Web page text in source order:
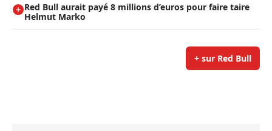
Red Bull aurait payé 8 millions d’euros pour faire taire
Helmut Marko
+ sur Red Bull